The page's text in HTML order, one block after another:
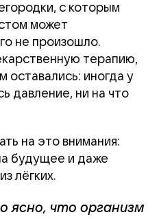
с которым
может
не произошло.
терапию,
оставались: иногда у
давление, ни на что
на это внимания:
будущее и даже
лёгких.
ясно, что организм